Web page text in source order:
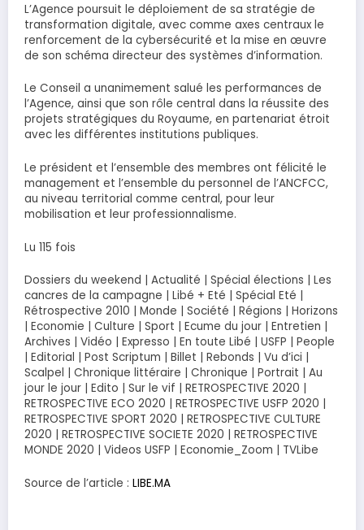
L’Agence poursuit le déploiement de sa stratégie de
transformation digitale, avec comme axes centraux le
renforcement de la cybersécurité et la mise en œuvre
de son schéma directeur des systèmes d’information.
Le Conseil a unanimement salué les performances de
l’Agence, ainsi que son rôle central dans la réussite des
projets stratégiques du Royaume, en partenariat étroit
avec les différentes institutions publiques.
Le président et l’ensemble des membres ont félicité le
management et l’ensemble du personnel de l’ANCFCC,
au niveau territorial comme central, pour leur
mobilisation et leur professionnalisme.
Lu 115 fois
Dossiers du weekend | Actualité | Spécial élections | Les
cancres de la campagne | Libé + Eté | Spécial Eté |
Rétrospective 2010 | Monde | Société | Régions | Horizons
| Economie | Culture | Sport | Ecume du jour | Entretien |
Archives | Vidéo | Expresso | En toute Libé | USFP | People
| Editorial | Post Scriptum | Billet | Rebonds | Vu d’ici |
Scalpel | Chronique littéraire | Chronique | Portrait | Au
jour le jour | Edito | Sur le vif | RETROSPECTIVE 2020 |
RETROSPECTIVE ECO 2020 | RETROSPECTIVE USFP 2020 |
RETROSPECTIVE SPORT 2020 | RETROSPECTIVE CULTURE
2020 | RETROSPECTIVE SOCIETE 2020 | RETROSPECTIVE
MONDE 2020 | Videos USFP | Economie_Zoom | TVLibe
Source de l’article : LIBE.MA